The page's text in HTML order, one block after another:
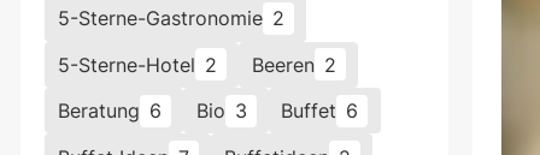
erst im Zusammenspiel mit
Besonders dunkle Röstungen
zu dominant werden, sondern
Nimm lieber feinen Mahlgrad,
und grobere Stückchen für Rub-
5-Sterne-Gastronomie 2
5-Sterne-Hotel 2 Beeren 2
Beratung 6 Bio 3 Buffet 6